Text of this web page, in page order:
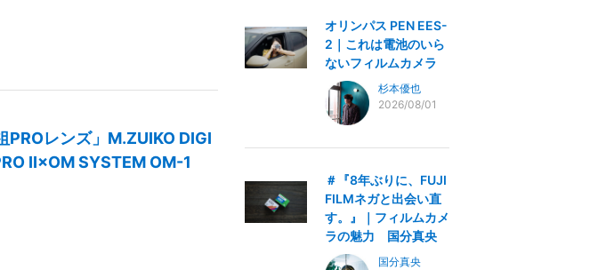
PROレンズ」M.ZUIKO DIGI
II×OM SYSTEM OM-1
オリンパス PEN EES-
2｜これは電池のいら
ないフィルムカメラ
杉本優也
2026/08/01
＃『8年ぶりに、FUJI
FILMネガと出会い直
す。』｜フィルムカメ
ラの魅力 国分真央
国分真央